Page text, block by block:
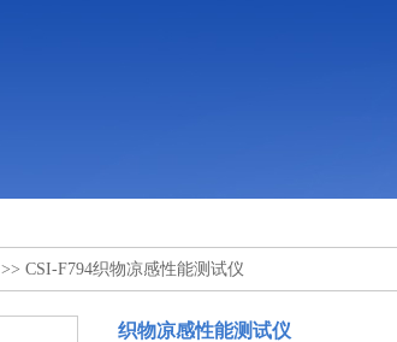
>> CSI-F794织物凉感性能测试仪
织物凉感性能测试仪